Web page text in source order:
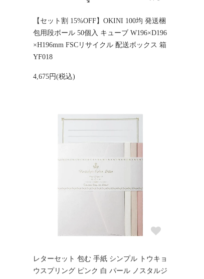
【セット割 15%OFF】OKINI 100均 発送梱
包用段ボール 50個入 キューブ W196×D196
×H196mm FSCリサイクル 配送ボックス 箱
YF018
4,675円(税込)
レターセット 包む 手紙 シンプル トウキョ
ウスプリング ピンク 白 パール ノスタルジ